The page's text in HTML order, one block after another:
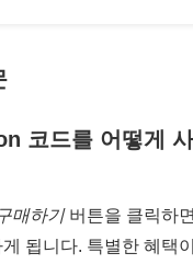
코드를 어떻게
매하기버튼을 클릭하
됩니다. 특별한 혜택